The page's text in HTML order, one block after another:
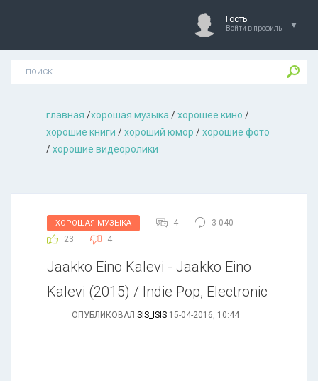
Гость
Войти в профиль
главная /хорошая музыкa /хорошее кино /
хорошие книги /хороший юмор /хорошие фото
/хорошие видеоролики
ХОРОШАЯ МУЗЫКА 4
3 040
23
4
Jaakko Eino Kalevi - Jaakko Eino
Kalevi (2015) / Indie Pop, Electronic
ОПУБЛИКОВАЛ SIS_ISIS 15-04-2016, 10:44